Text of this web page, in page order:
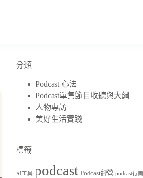
分類
Podcast 心法
Podcast單集節目收聽與大綱
人物專訪
美好生活實踐
標籤
AI工具 podcast Podcast經營 podcast行銷